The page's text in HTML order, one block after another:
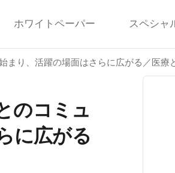
ホワイトペーパー スペシャ
まり、活躍の場面はさらに広がる／医療
のコミュ
に広がる